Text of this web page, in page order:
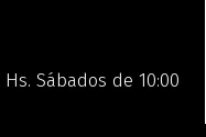
Sábados de 10:00